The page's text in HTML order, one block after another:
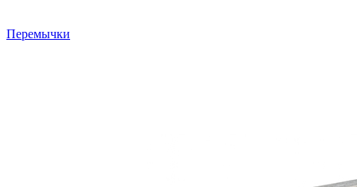
Перемычки